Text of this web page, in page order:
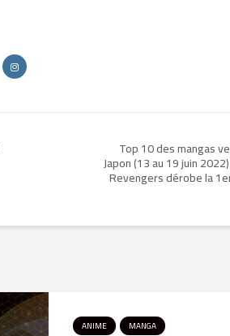
Top 10 des mangas
Japon (13 au 19 juin
Revengers dérobe la
ANIME MANGA